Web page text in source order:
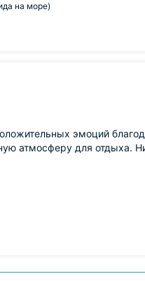
на море)
эмоций
атмосферу для отдыха.